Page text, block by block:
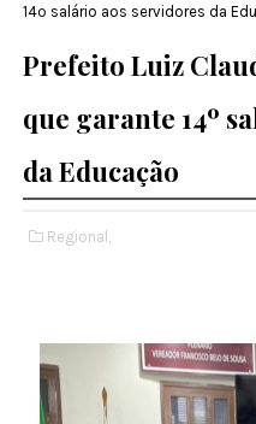
14º salário aos servidores da
Prefeito Luiz
que garante 14º
da Educação
Regional,